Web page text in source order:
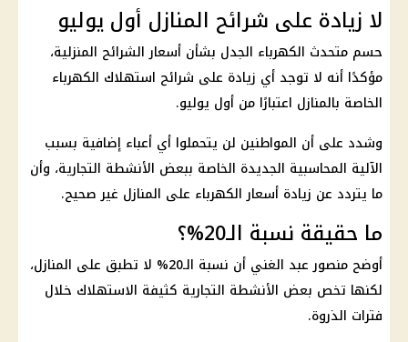
لا زيادة على شرائح المنازل أول يوليو
حسم متحدث الكهرباء الجدل بشأن أسعار الشرائح المنزلية،
مؤكدًا أنه لا توجد أي زيادة على شرائح استهلاك الكهرباء
الخاصة بالمنازل اعتبارًا من أول يوليو.
وشدد على أن المواطنين لن يتحملوا أي أعباء إضافية بسبب
الآلية المحاسبية الجديدة الخاصة ببعض الأنشطة التجارية، وأن
ما يتردد عن زيادة أسعار الكهرباء على المنازل غير صحيح.
ما حقيقة نسبة الـ20%؟
أوضح منصور عبد الغني أن نسبة الـ20% لا تطبق على المنازل،
لكنها تخص بعض الأنشطة التجارية كثيفة الاستهلاك خلال
فترات الذروة.